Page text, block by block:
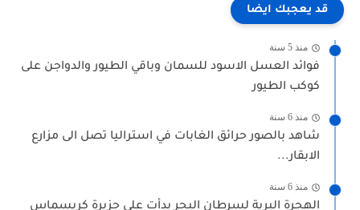
قد يعجبك ايضا
منذ 5 سنة
فوائد العسل الاسود للسمان وباقي الطيور والدواجن على
كوكب الطيور
منذ 6 سنة
شاهد بالصور حرائق الغابات في استراليا تصل الى مزارع
الابقار...
منذ 6 سنة
الهجرة البرية لسرطان البحر بدأت على جزيرة كريسماس